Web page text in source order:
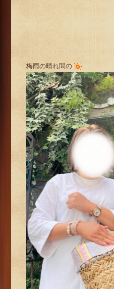
梅雨の晴れ間の